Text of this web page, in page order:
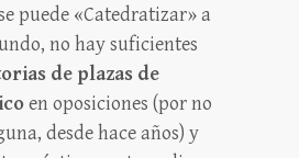
puede «Catedratizar» a
no hay suficientes
de plazas de
en oposiciones (por no
desde hace años) y